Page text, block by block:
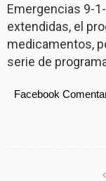
Emergencias 9-
extendidas, el
medicamentos,
serie de
Facebook